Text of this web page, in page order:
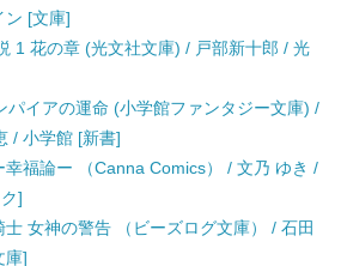
ン [文庫]
1 花の章 (光文社文庫) / 戸部新十郎 / 光
パイアの運命 (小学館ファンタジー文庫) /
/ 小学館 [新書]
幸福論ー （Canna Comics） / 文乃 ゆき /
]
女神の警告 （ビーズログ文庫） / 石田
庫]